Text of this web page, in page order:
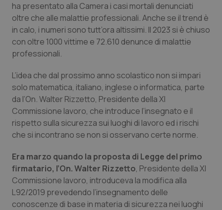
Calabria
Campania
Friuli Venezia Giulia
Lazio
Lombardia
Marche
Asma & BPCO
Car-T
Dermatite Atopica
Diabete & glucometri
Dolore
Donna & Salute
ha presentato alla Camera i casi mortali denunciati
oltre che alle malattie professionali. Anche se il trend è
in calo, i numeri sono tutt’ora altissimi. Il 2023 si è chiuso
con oltre 1000 vittime e 72.610 denunce di malattie
professionali.
L’idea che dal prossimo anno scolastico non si impari
solo matematica, italiano, inglese o informatica, parte
da l’On. Walter Rizzetto, Presidente della XI
Commissione lavoro, che introduce l’insegnato e il
rispetto sulla sicurezza sui luoghi di lavoro ed i rischi
che si incontrano se non si osservano certe norme.
Era marzo quando la proposta di Legge del primo
firmatario, l’On. Walter Rizzetto, Presidente della XI
Commissione lavoro, introduceva la modifica alla
L92/2019 prevedendo l’insegnamento delle
conoscenze di base in materia di sicurezza nei luoghi